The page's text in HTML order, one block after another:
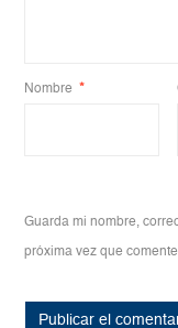
Nombre *
Guarda mi nombre,
próxima vez que